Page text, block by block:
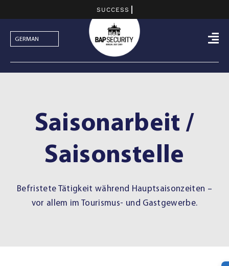
to
content
Saisonarbeit /
Saisonstelle
Befristete Tätigkeit während Hauptsaisonzeiten –
vor allem im Tourismus- und Gastgewerbe.